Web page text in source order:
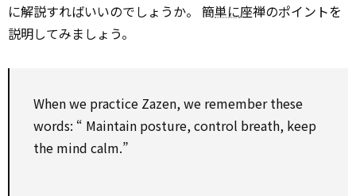
に解説すればいいのでしょうか。 簡単に座禅のポイントを
説明してみましょう。
When we practice Zazen, we remember these
words: “ Maintain posture, control breath, keep
the mind calm.”